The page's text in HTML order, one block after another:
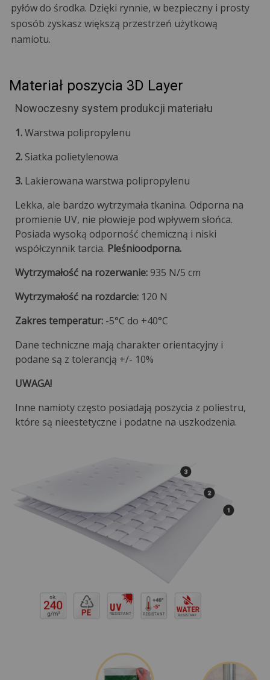
pyłów do środka. Dzięki rynnie, w bezpieczny i prosty
sposób zyskasz większą przestrzeń użytkową
namiotu.
Materiał poszycia 3D Layer
Nowoczesny system produkcji materiału
1.Warstwa polipropylenu
2. Siatka polietylenowa
3. Lakierowana warstwa polipropylenu
Lekka, ale bardzo wytrzymała tkanina. Odporna na
promienie UV, nie płowieje pod wpływem słońca.
Posiada wysoką odporność chemiczną i niski
współczynnik tarcia. Pleśnioodporna.
Wytrzymałość na rozerwanie:935 N/5 cm
Wytrzymałość na rozdarcie: 120 N
Zakres temperatur: -5°C do +40°C
Dane techniczne mają charakter orientacyjny i
podane są z tolerancją +/- 10%
UWAGA!
Inne namioty często posiadają poszycia z poliestru,
które są nieestetyczne i podatne na uszkodzenia.